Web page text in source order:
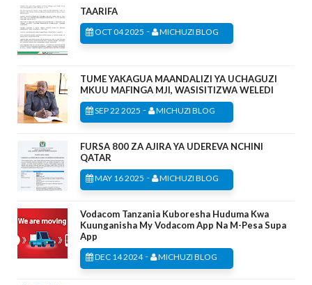
TAARIFA
OCT 04 2025 - MICHUZI BLOG
TUME YAKAGUA MAANDALIZI YA UCHAGUZI
MKUU MAFINGA MJI, WASISITIZWA WELEDI
SEP 22 2025 - MICHUZI BLOG
FURSA 800 ZA AJIRA YA UDEREVA NCHINI
QATAR
MAY 16 2025 - MICHUZI BLOG
Vodacom Tanzania Kuboresha Huduma Kwa
Kuunganisha My Vodacom App Na M-Pesa Supa
App
DEC 14 2024- MICHUZI BLOG